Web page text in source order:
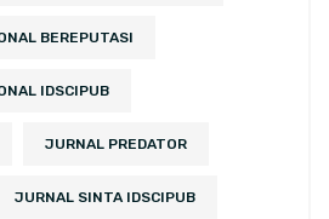
BEREPUTASI
IDSCIPUB
JURNAL PREDATOR
JURNAL SINTA IDSCIPUB